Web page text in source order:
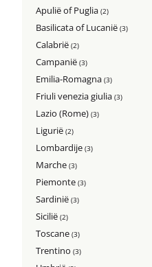
Apulië of Puglia(2)
Basilicata of Lucanië(3)
Calabrië(2)
Campanië(3)
Emilia-Romagna(3)
Friuli venezia giulia(3)
Lazio (Rome)(3)
Ligurië(2)
Lombardije(3)
Marche(3)
Piemonte(3)
Sardinië(3)
Sicilië(2)
Toscane(3)
Trentino(3)